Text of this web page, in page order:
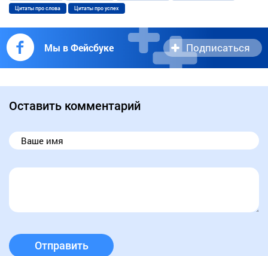
Цитаты про слова Цитаты про успех
Мы в Фейсбуке Подписаться
Оставить комментарий
Отправить